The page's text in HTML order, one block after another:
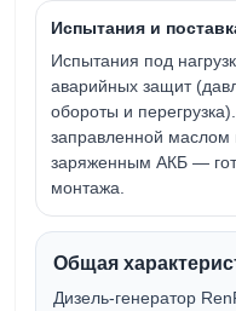
Испытания и
Испытания под
аварийных защит
обороты и
заправленной маслом
заряженным АКБ —
монтажа.
Общая
Дизель-генератор